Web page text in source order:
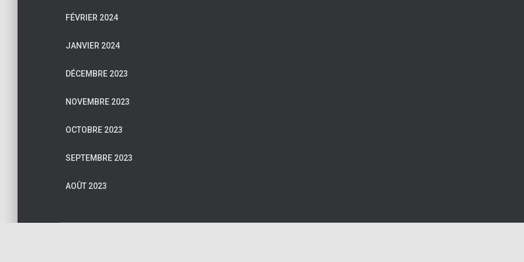
FÉVRIER 2024
JANVIER 2024
DÉCEMBRE 2023
NOVEMBRE 2023
OCTOBRE 2023
SEPTEMBRE 2023
AOÛT 2023